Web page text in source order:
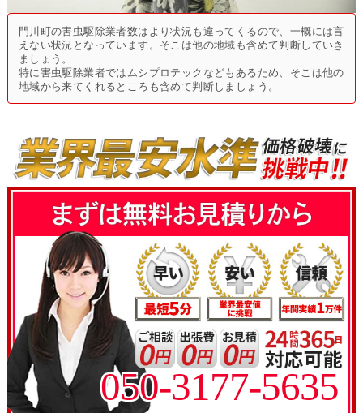
門川町の害虫駆除業者数はより状況も違ってくるので、一概には言
えない状況となっています。そこは他の地域も含めて判断していき
ましょう。
特に害虫駆除業者ではムシプロテックなどもあるため、そこは他の
地域から来てくれるところも含めて判断しましょう。
050-3177-5635